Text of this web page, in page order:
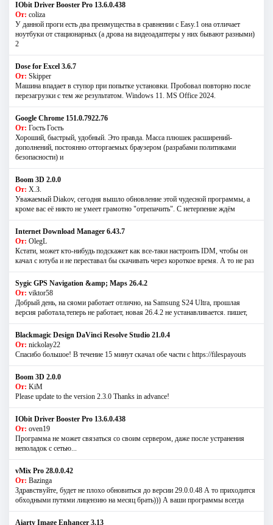
IObit Driver Booster Pro 13.6.0.438
От: coliza
У данной проги есть два преимущества в сравнении с Easy.1 она отличает
ноутбуки от стационарных (а дрова на видеоадаптеры у них бывают разными)
2
Dose for Excel 3.6.7
От: Skipper
Машина впадает в ступор при попытке установки. Пробовал повторно после
перезагрузки с тем же результатом. Windows 11. MS Offiсe 2024.
Google Chrome 151.0.7922.76
От: Гость Гость
Хороший, быстрый, удобный. Это правда. Масса плюшек расширений-
дополнений, постоянно отторгаемых браузером (разрабами политиками
безопасности) и
Boom 3D 2.0.0
От: Х.З.
Уважаемый Diakov, сегодня вышло обновление этой чудесной программы, а
кроме вас её никто не умеет грамотно "отрепачить". С нетерпение ждём
Internet Download Manager 6.43.7
От: OlegL
Кстати, может кто-нибудь подскажет как все-таки настроить IDM, чтобы он
качал с ютуба и не переставал бы скачивать через короткое время. А то не раз
Sygic GPS Navigation &amp; Maps 26.4.2
От: viktor58
Добрый день, на сяоми работает отлично, на Samsung S24 Ultra, прошлая
версия работала,теперь не работает, новая 26.4.2 не устанавливается. пишет,
Blackmagic Design DaVinci Resolve Studio 21.0.4
От: nickolay22
Спасибо большое! В течение 15 минут скачал обе части с https://filespayouts
Boom 3D 2.0.0
От: KiM
Please update to the version 2.3.0 Thanks in advance!
IObit Driver Booster Pro 13.6.0.438
От: oven19
Программа не может связаться со своим сервером, даже после устранения
неполадок с сетью...
vMix Pro 28.0.0.42
От: Bazinga
Здравствуйте, будет не плохо обновиться до версии 29.0.0.48 А то приходится
обходными путями лицензию на месяц брать))) А ваши программы всегда
Aiarty Image Enhancer 3.13